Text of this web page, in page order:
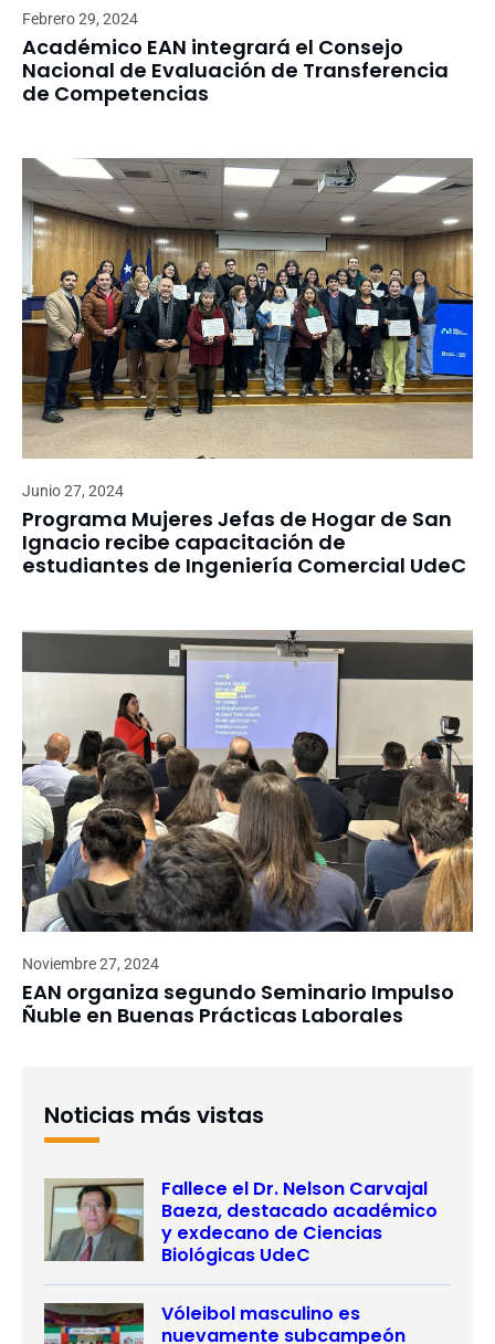
Febrero 29, 2024
Académico EAN integrará el Consejo
Nacional de Evaluación de Transferencia
de Competencias
Junio 27, 2024
Programa Mujeres Jefas de Hogar de San
Ignacio recibe capacitación de
estudiantes de Ingeniería Comercial UdeC
Noviembre 27, 2024
EAN organiza segundo Seminario Impulso
Ñuble en Buenas Prácticas Laborales
Noticias más vistas
Fallece el Dr. Nelson Carvajal
Baeza, destacado académico
y exdecano de Ciencias
Biológicas UdeC
Vóleibol masculino es
nuevamente subcampeón